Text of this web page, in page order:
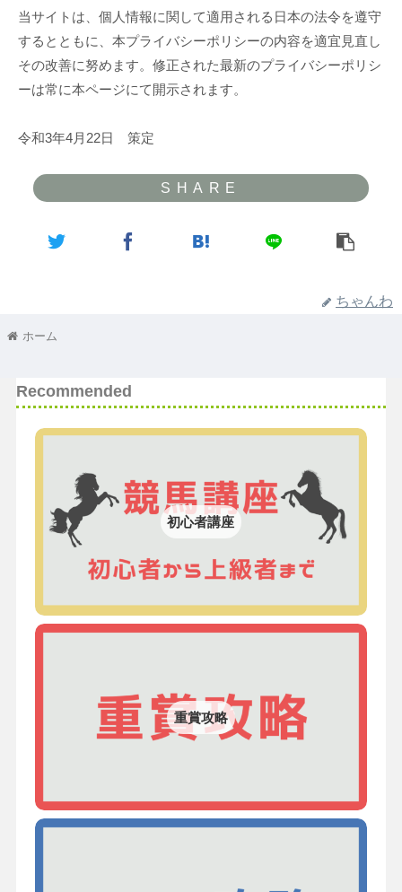
当サイトは、個人情報に関して適用される日本の法令を遵守
するとともに、本プライバシーポリシーの内容を適宜見直し
その改善に努めます。修正された最新のプライバシーポリシ
ーは常に本ページにて開示されます。
令和3年4月22日 策定
ちゃんわ
ホーム
Recommended
初心者講座
重賞攻略